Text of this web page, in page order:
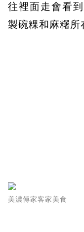
往裡面走會看
製碗粿和麻糬所
美濃傅家客家美食